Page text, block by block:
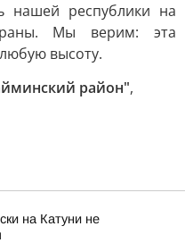
нашей республики на
Мы верим: эта
высоту.
район",
на Катуни не